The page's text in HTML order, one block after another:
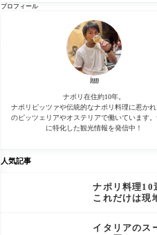
プロフィール
jun
ナポリ在住約10年。
ナポリピッツァや伝統的なナポリ料理に惹か
のピッツェリアやオステリアで働いています。
に特化した観光情報を発信中！
人気記事
ナポリ料理10
これだけは現
イタリアのス